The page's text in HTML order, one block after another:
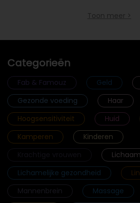
Toon meer >
Categorieën
Fab & Famouz Geld
Gezonde voeding
Haar
Hoogsensitiviteit
Huid
Kamperen
Kinderen
Lichaam
Lichamelijke gezondheid
Mannenbrein
Massage